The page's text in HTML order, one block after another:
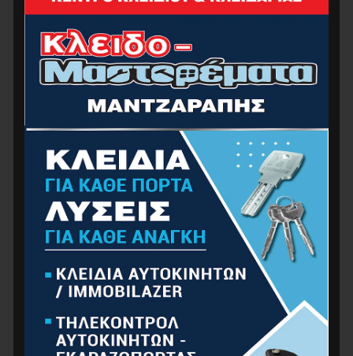
BORMANN Pro BPR6025 Φακός/Λάμπα Εργασίας
Επαναφορτιζόμενος 400Lm